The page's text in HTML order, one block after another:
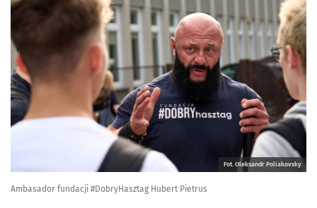
Fot. Oleksandr Poliakovsky
Ambasador fundacji #DobryHasztag Hubert Pietrus